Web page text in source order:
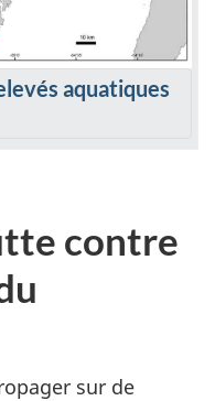
aquatiques
contre
sur de